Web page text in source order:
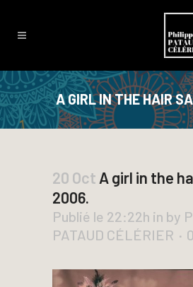
A GIRL IN THE HAIR
20 Oct A girl in the
2006.
Publié le 22:22h in by
PATAUD CÉLÉRIER